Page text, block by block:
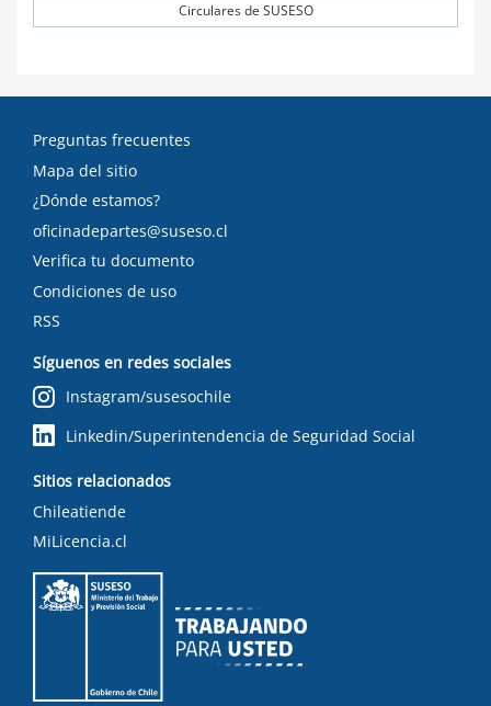
Circulares de SUSESO
Preguntas frecuentes
Mapa del sitio
¿Dónde estamos?
oficinadepartes@suseso.cl
Verifica tu documento
Condiciones de uso
RSS
Síguenos en redes sociales
Instagram/susesochile
Linkedin/Superintendencia de Seguridad Social
Sitios relacionados
Chileatiende
MiLicencia.cl